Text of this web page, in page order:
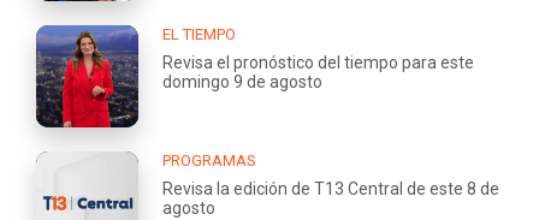
EL TIEMPO
Revisa el pronóstico del tiempo para este
domingo 9 de agosto
PROGRAMAS
Revisa la edición de T13 Central de este 8 de
agosto